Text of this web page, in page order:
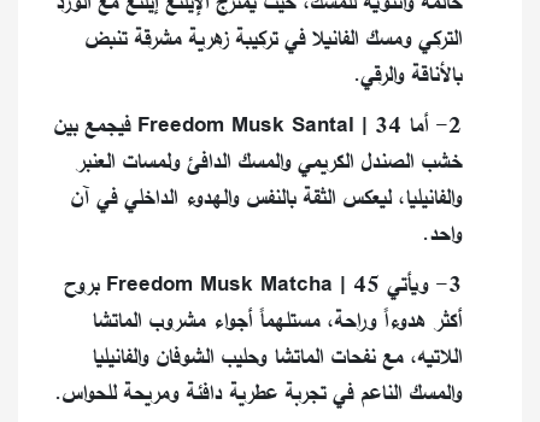
التركي ومسك الفانيلا في تركيبة زهرية مشرقة تنبض
بالأناقة والرقي.
2- أما Freedom Musk Santal | 34 فيجمع بين
خشب الصندل الكريمي والمسك الدافئ ولمسات العنبر
والفانيليا، ليعكس الثقة بالنفس والهدوء الداخلي في آن
واحد.
3- ويأتي Freedom Musk Matcha | 45 بروح
أكثر هدوءاً وراحة، مستلهماً أجواء مشروب الماتشا
اللاتيه، مع نفحات الماتشا وحليب الشوفان والفانيليا
والمسك الناعم في تجربة عطرية دافئة ومريحة للحواس.